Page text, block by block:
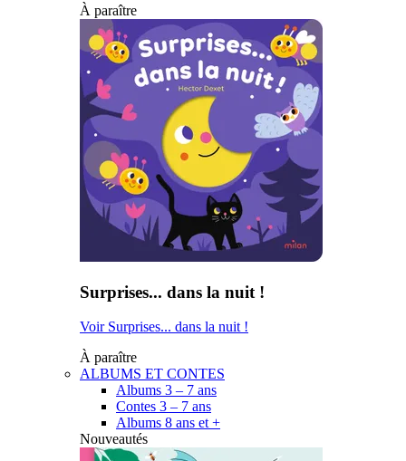
À paraître
Surprises... dans la nuit !
Voir Surprises... dans la nuit !
À paraître
ALBUMS ET CONTES
Albums 3 – 7 ans
Contes 3 – 7 ans
Albums 8 ans et +
Nouveautés